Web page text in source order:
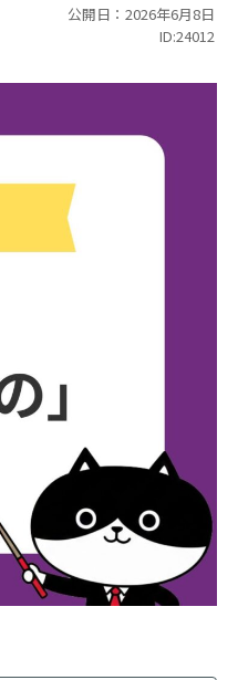
公開日：2026年6月8日
ID:24012